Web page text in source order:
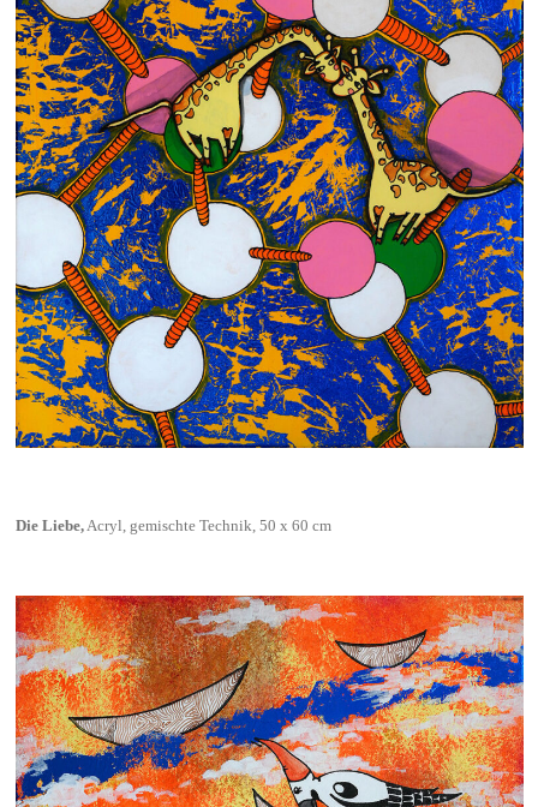
Die Liebe,Acryl, gemischte Technik, 50 x 60 cm